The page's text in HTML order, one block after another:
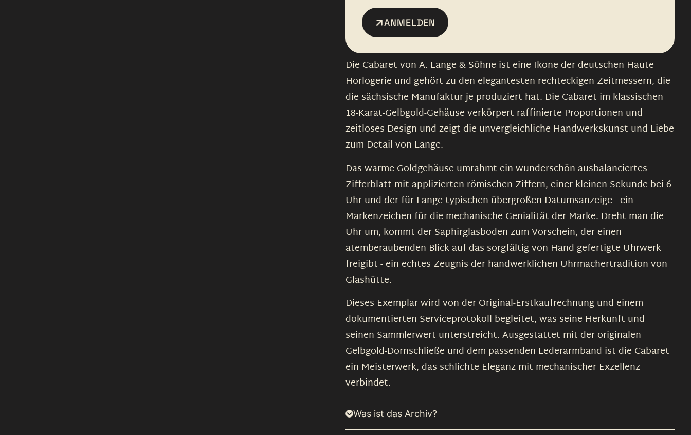
ANMELDEN
Die Cabaret von A. Lange & Söhne ist eine Ikone der deutschen Haute
Horlogerie und gehört zu den elegantesten rechteckigen Zeitmessern, die
die sächsische Manufaktur je produziert hat. Die Cabaret im klassischen
18-Karat-Gelbgold-Gehäuse verkörpert raffinierte Proportionen und
zeitloses Design und zeigt die unvergleichliche Handwerkskunst und Liebe
zum Detail von Lange.
Das warme Goldgehäuse umrahmt ein wunderschön ausbalanciertes
Zifferblatt mit applizierten römischen Ziffern, einer kleinen Sekunde bei 6
Uhr und der für Lange typischen übergroßen Datumsanzeige - ein
Markenzeichen für die mechanische Genialität der Marke. Dreht man die
Uhr um, kommt der Saphirglasboden zum Vorschein, der einen
atemberaubenden Blick auf das sorgfältig von Hand gefertigte Uhrwerk
freigibt - ein echtes Zeugnis der handwerklichen Uhrmachertradition von
Glashütte.
Dieses Exemplar wird von der Original-Erstkaufrechnung und einem
dokumentierten Serviceprotokoll begleitet, was seine Herkunft und
seinen Sammlerwert unterstreicht. Ausgestattet mit der originalen
Gelbgold-Dornschließe und dem passenden Lederarmband ist die Cabaret
ein Meisterwerk, das schlichte Eleganz mit mechanischer Exzellenz
verbindet.
Was ist das Archiv?